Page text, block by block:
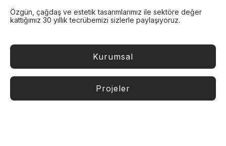
Özgün, çağdaş ve estetik tasarımlarımız ile sektöre değer
kattığımız 30 yıllık tecrübemizi sizlerle paylaşıyoruz.
Kurumsal
Projeler